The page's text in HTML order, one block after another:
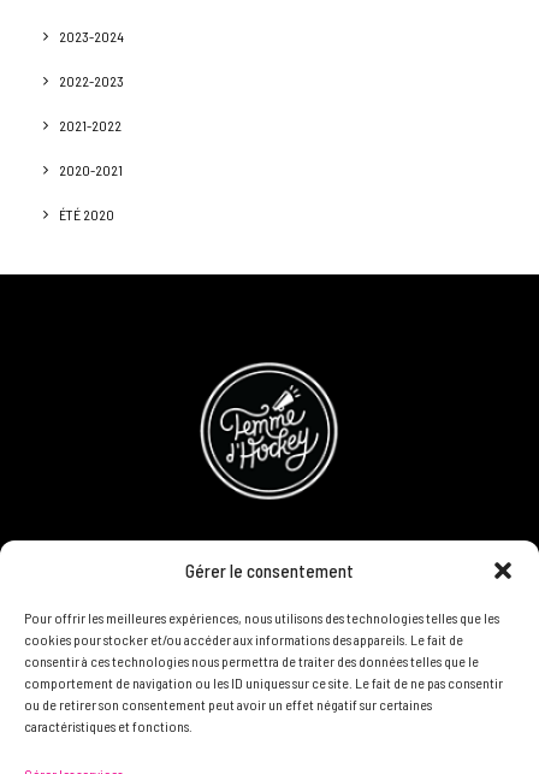
Gérer le consentement
Pour offrir les meilleures expériences, nous utilisons des technologies telles que les
cookies pour stocker et/ou accéder aux informations des appareils. Le fait de
consentir à ces technologies nous permettra de traiter des données telles que le
comportement de navigation ou les ID uniques sur ce site. Le fait de ne pas consentir
ou de retirer son consentement peut avoir un effet négatif sur certaines
caractéristiques et fonctions.
2023-2024
2022-2023
2021-2022
2020-2021
ÉTÉ 2020
CONCOURS
DEVENIR PARTENAIRE
POLITIQUE DE CONFIDENTIALITÉ